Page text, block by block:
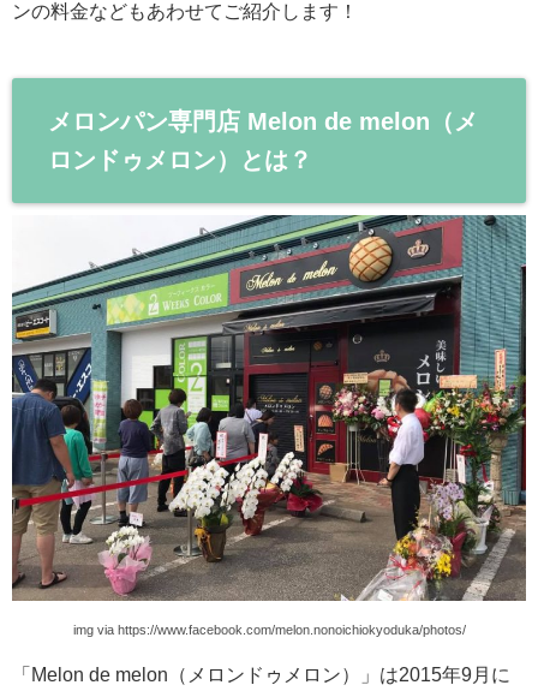
ンの料金などもあわせてご紹介します！
メロンパン専門店 Melon de melon（メ
ロンドゥメロン）とは？
img via https://www.facebook.com/melon.nonoichiokyoduka/photos/
「Melon de melon（メロンドゥメロン）」は2015年9月に